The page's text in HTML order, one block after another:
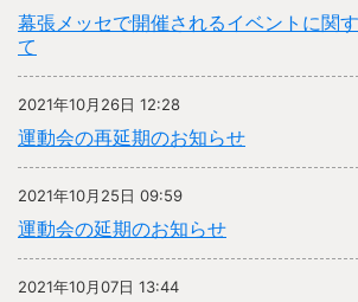
幕張メッセで開催されるイベントに関
て
2021年10月26日 12:28
運動会の再延期のお知らせ
2021年10月25日 09:59
運動会の延期のお知らせ
2021年10月07日 13:44